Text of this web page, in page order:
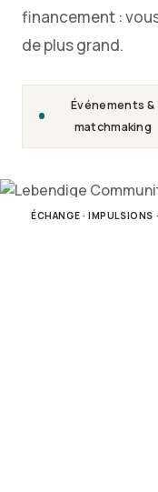
financement :
de plus grand.
Événements &
matchmaking
ÉCHANGE · IMPULSIONS